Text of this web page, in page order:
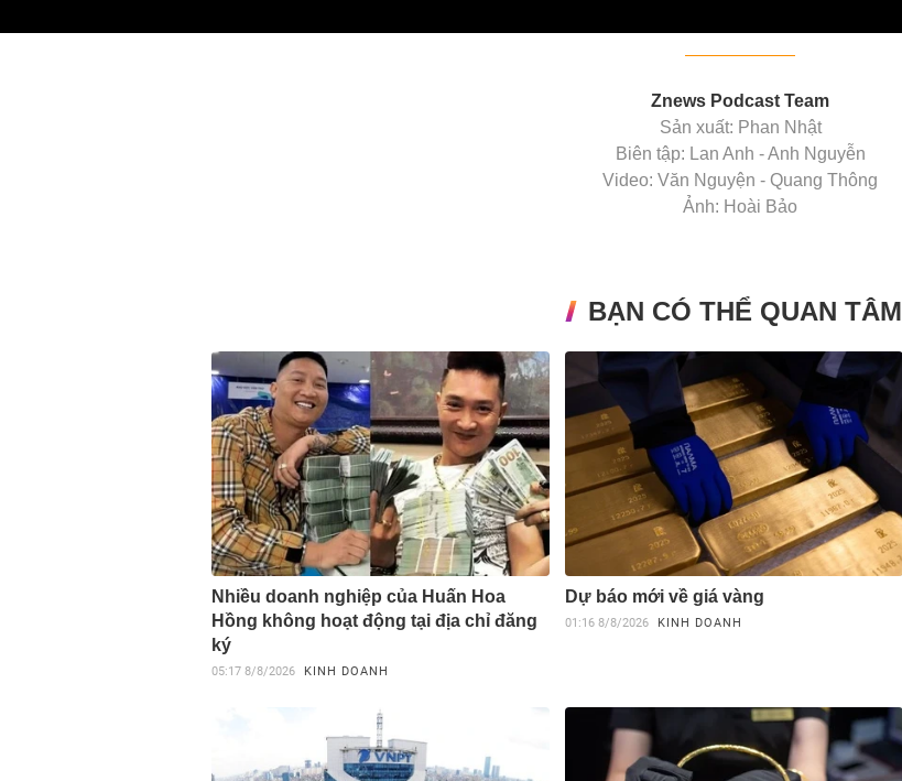
Znews Podcast Team
Sản xuất: Phan Nhật
Biên tập: Lan Anh - Anh Nguyễn
Video: Văn Nguyện - Quang Thông
Ảnh: Hoài Bảo
BẠN CÓ THỂ QUAN TÂM
Nhiều doanh nghiệp của Huấn Hoa
Hồng không hoạt động tại địa chỉ đăng
ký
05:17 8/8/2026 KINH DOANH
Dự báo mới về giá vàng
01:16 8/8/2026 KINH DOANH